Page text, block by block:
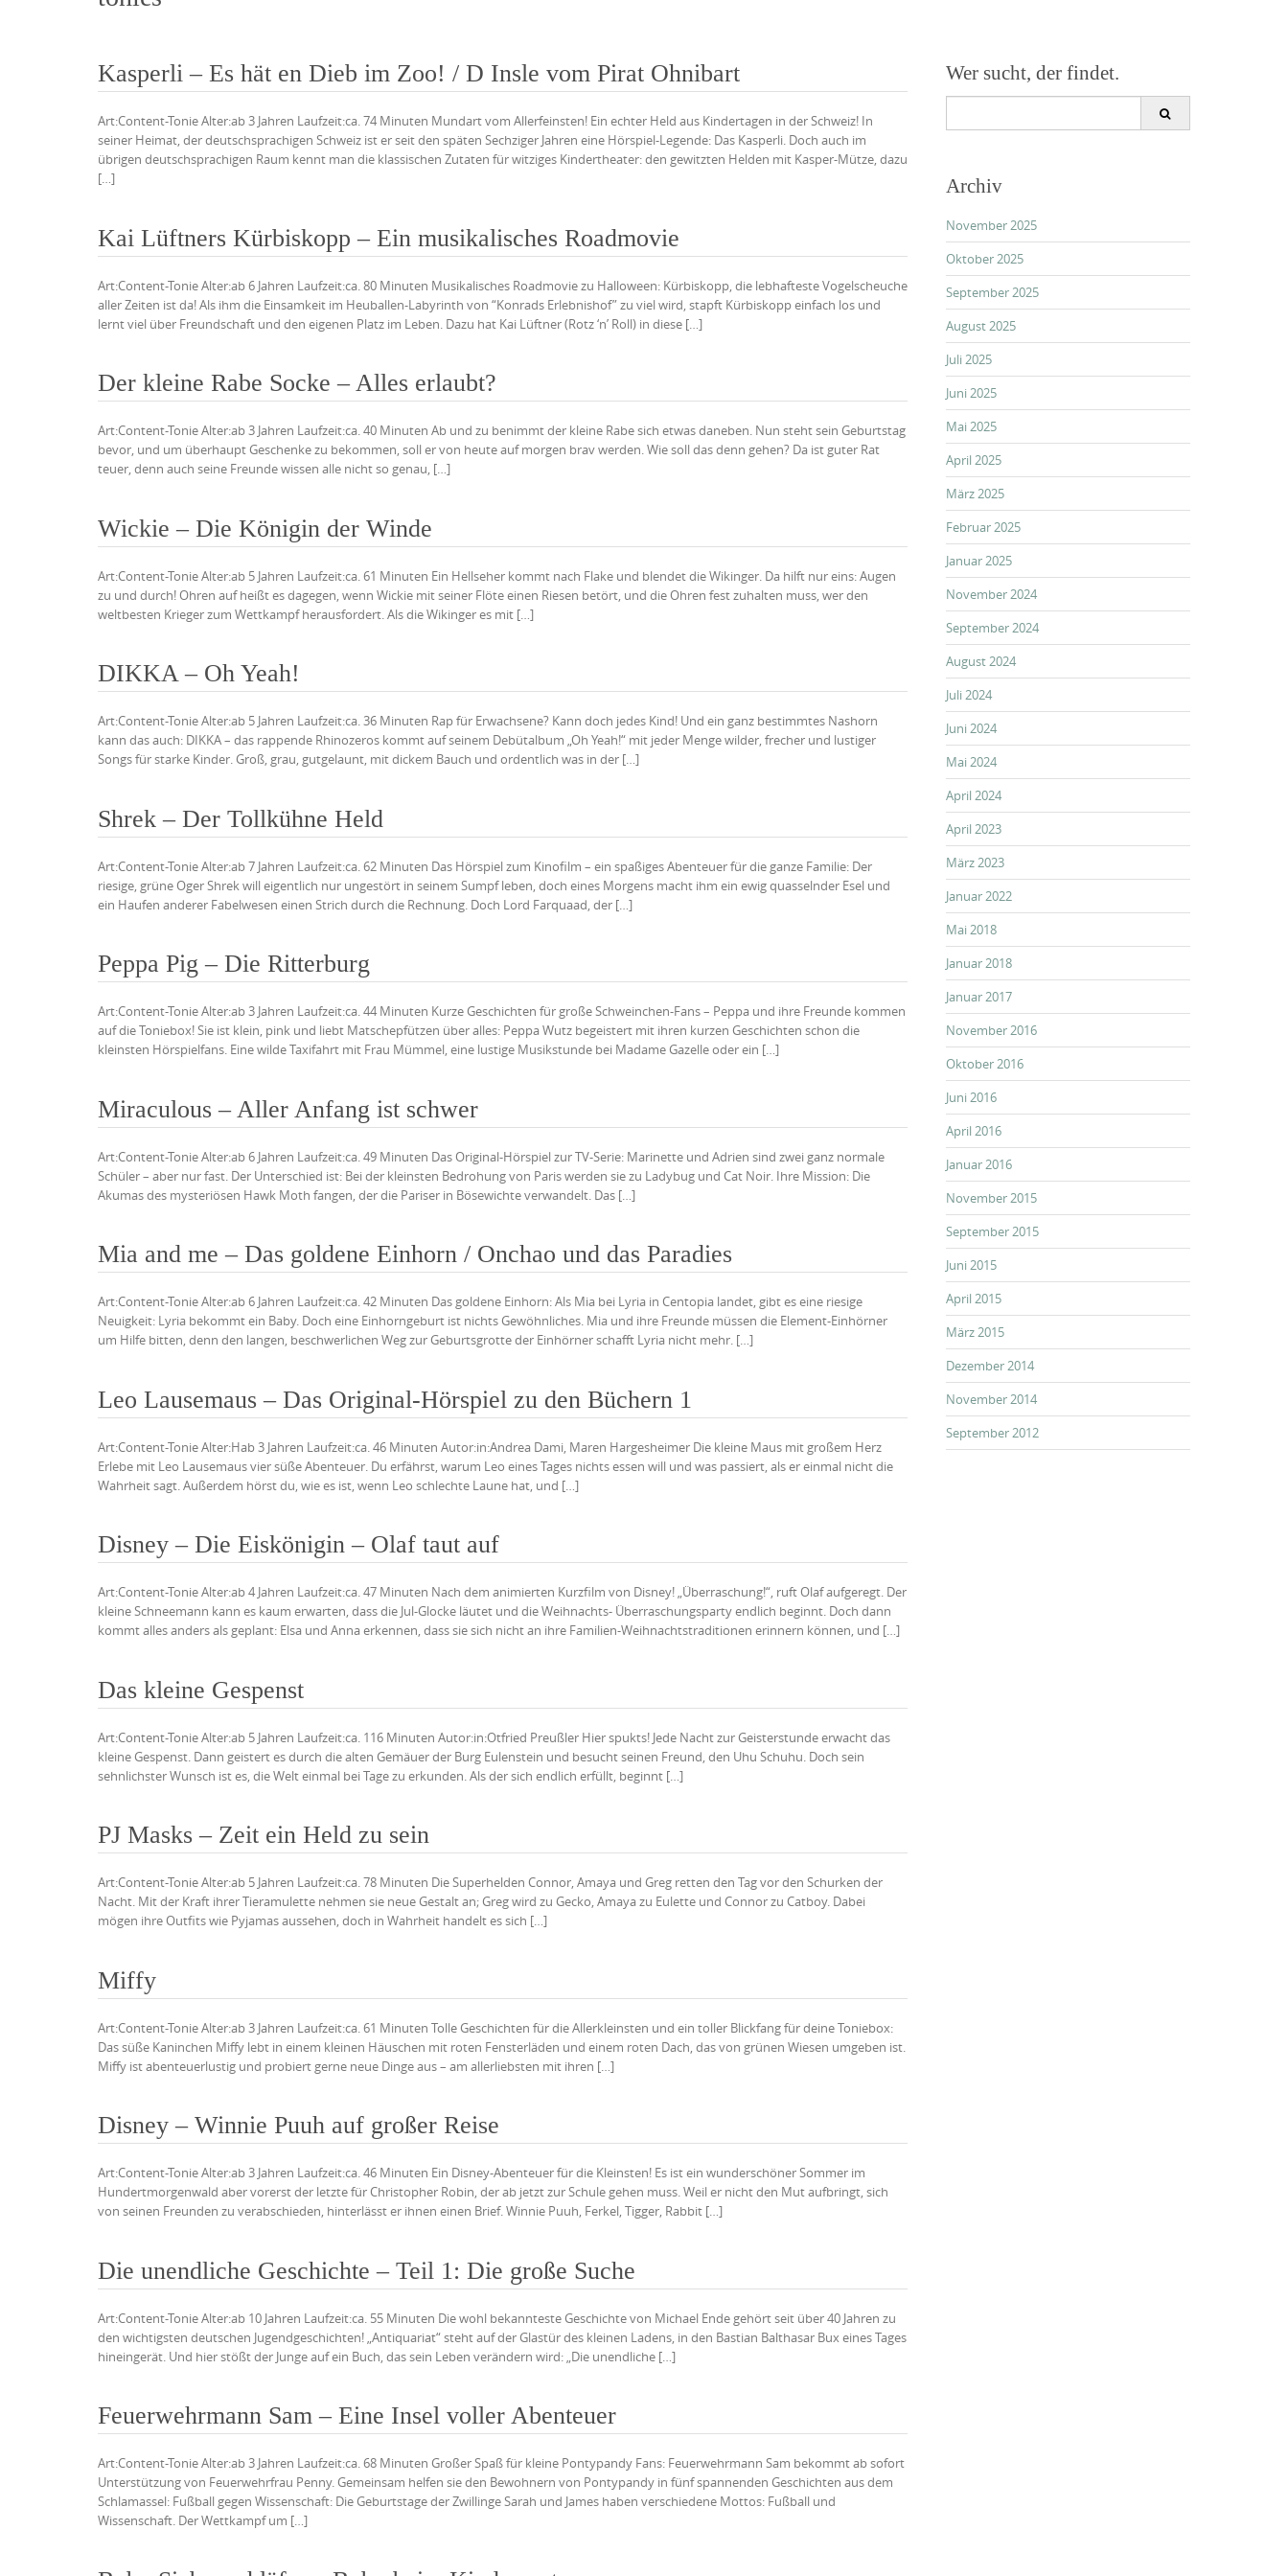
Kasperli – Es hät en Dieb im Zoo! / D Insle vom Pirat Ohnibart
Art:Content-Tonie Alter:ab 3 Jahren Laufzeit:ca. 74 Minuten Mundart vom Allerfeinsten! Ein echter Held aus Kindertagen in der Schweiz! In
seiner Heimat, der deutschsprachigen Schweiz ist er seit den späten Sechziger Jahren eine Hörspiel-Legende: Das Kasperli. Doch auch im
übrigen deutschsprachigen Raum kennt man die klassischen Zutaten für witziges Kindertheater: den gewitzten Helden mit Kasper-Mütze, dazu
[…]
Kai Lüftners Kürbiskopp – Ein musikalisches Roadmovie
Art:Content-Tonie Alter:ab 6 Jahren Laufzeit:ca. 80 Minuten Musikalisches Roadmovie zu Halloween: Kürbiskopp, die lebhafteste Vogelscheuche
aller Zeiten ist da! Als ihm die Einsamkeit im Heuballen-Labyrinth von “Konrads Erlebnishof” zu viel wird, stapft Kürbiskopp einfach los und
lernt viel über Freundschaft und den eigenen Platz im Leben. Dazu hat Kai Lüftner (Rotz ‘n’ Roll) in diese […]
Der kleine Rabe Socke – Alles erlaubt?
Art:Content-Tonie Alter:ab 3 Jahren Laufzeit:ca. 40 Minuten Ab und zu benimmt der kleine Rabe sich etwas daneben. Nun steht sein Geburtstag
bevor, und um überhaupt Geschenke zu bekommen, soll er von heute auf morgen brav werden. Wie soll das denn gehen? Da ist guter Rat
teuer, denn auch seine Freunde wissen alle nicht so genau, […]
Wickie – Die Königin der Winde
Art:Content-Tonie Alter:ab 5 Jahren Laufzeit:ca. 61 Minuten Ein Hellseher kommt nach Flake und blendet die Wikinger. Da hilft nur eins: Augen
zu und durch! Ohren auf heißt es dagegen, wenn Wickie mit seiner Flöte einen Riesen betört, und die Ohren fest zuhalten muss, wer den
weltbesten Krieger zum Wettkampf herausfordert. Als die Wikinger es mit […]
DIKKA – Oh Yeah!
Art:Content-Tonie Alter:ab 5 Jahren Laufzeit:ca. 36 Minuten Rap für Erwachsene? Kann doch jedes Kind! Und ein ganz bestimmtes Nashorn
kann das auch: DIKKA – das rappende Rhinozeros kommt auf seinem Debütalbum „Oh Yeah!“ mit jeder Menge wilder, frecher und lustiger
Songs für starke Kinder. Groß, grau, gutgelaunt, mit dickem Bauch und ordentlich was in der […]
Shrek – Der Tollkühne Held
Art:Content-Tonie Alter:ab 7 Jahren Laufzeit:ca. 62 Minuten Das Hörspiel zum Kinofilm – ein spaßiges Abenteuer für die ganze Familie: Der
riesige, grüne Oger Shrek will eigentlich nur ungestört in seinem Sumpf leben, doch eines Morgens macht ihm ein ewig quasselnder Esel und
ein Haufen anderer Fabelwesen einen Strich durch die Rechnung. Doch Lord Farquaad, der […]
Peppa Pig – Die Ritterburg
Art:Content-Tonie Alter:ab 3 Jahren Laufzeit:ca. 44 Minuten Kurze Geschichten für große Schweinchen-Fans – Peppa und ihre Freunde kommen
auf die Toniebox! Sie ist klein, pink und liebt Matschepfützen über alles: Peppa Wutz begeistert mit ihren kurzen Geschichten schon die
kleinsten Hörspielfans. Eine wilde Taxifahrt mit Frau Mümmel, eine lustige Musikstunde bei Madame Gazelle oder ein […]
Miraculous – Aller Anfang ist schwer
Art:Content-Tonie Alter:ab 6 Jahren Laufzeit:ca. 49 Minuten Das Original-Hörspiel zur TV-Serie: Marinette und Adrien sind zwei ganz normale
Schüler – aber nur fast. Der Unterschied ist: Bei der kleinsten Bedrohung von Paris werden sie zu Ladybug und Cat Noir. Ihre Mission: Die
Akumas des mysteriösen Hawk Moth fangen, der die Pariser in Bösewichte verwandelt. Das […]
Mia and me – Das goldene Einhorn / Onchao und das Paradies
Art:Content-Tonie Alter:ab 6 Jahren Laufzeit:ca. 42 Minuten Das goldene Einhorn: Als Mia bei Lyria in Centopia landet, gibt es eine riesige
Neuigkeit: Lyria bekommt ein Baby. Doch eine Einhorngeburt ist nichts Gewöhnliches. Mia und ihre Freunde müssen die Element-Einhörner
um Hilfe bitten, denn den langen, beschwerlichen Weg zur Geburtsgrotte der Einhörner schafft Lyria nicht mehr. […]
Leo Lausemaus – Das Original-Hörspiel zu den Büchern 1
Art:Content-Tonie Alter:Hab 3 Jahren Laufzeit:ca. 46 Minuten Autor:in:Andrea Dami, Maren Hargesheimer Die kleine Maus mit großem Herz
Erlebe mit Leo Lausemaus vier süße Abenteuer. Du erfährst, warum Leo eines Tages nichts essen will und was passiert, als er einmal nicht die
Wahrheit sagt. Außerdem hörst du, wie es ist, wenn Leo schlechte Laune hat, und […]
Disney – Die Eiskönigin – Olaf taut auf
Art:Content-Tonie Alter:ab 4 Jahren Laufzeit:ca. 47 Minuten Nach dem animierten Kurzfilm von Disney! „Überraschung!“, ruft Olaf aufgeregt. Der
kleine Schneemann kann es kaum erwarten, dass die Jul-Glocke läutet und die Weihnachts- Überraschungsparty endlich beginnt. Doch dann
kommt alles anders als geplant: Elsa und Anna erkennen, dass sie sich nicht an ihre Familien-Weihnachtstraditionen erinnern können, und […]
Das kleine Gespenst
Art:Content-Tonie Alter:ab 5 Jahren Laufzeit:ca. 116 Minuten Autor:in:Otfried Preußler Hier spukts! Jede Nacht zur Geisterstunde erwacht das
kleine Gespenst. Dann geistert es durch die alten Gemäuer der Burg Eulenstein und besucht seinen Freund, den Uhu Schuhu. Doch sein
sehnlichster Wunsch ist es, die Welt einmal bei Tage zu erkunden. Als der sich endlich erfüllt, beginnt […]
PJ Masks – Zeit ein Held zu sein
Art:Content-Tonie Alter:ab 5 Jahren Laufzeit:ca. 78 Minuten Die Superhelden Connor, Amaya und Greg retten den Tag vor den Schurken der
Nacht. Mit der Kraft ihrer Tieramulette nehmen sie neue Gestalt an; Greg wird zu Gecko, Amaya zu Eulette und Connor zu Catboy. Dabei
mögen ihre Outfits wie Pyjamas aussehen, doch in Wahrheit handelt es sich […]
Miffy
Art:Content-Tonie Alter:ab 3 Jahren Laufzeit:ca. 61 Minuten Tolle Geschichten für die Allerkleinsten und ein toller Blickfang für deine Toniebox:
Das süße Kaninchen Miffy lebt in einem kleinen Häuschen mit roten Fensterläden und einem roten Dach, das von grünen Wiesen umgeben ist.
Miffy ist abenteuerlustig und probiert gerne neue Dinge aus – am allerliebsten mit ihren […]
Disney – Winnie Puuh auf großer Reise
Art:Content-Tonie Alter:ab 3 Jahren Laufzeit:ca. 46 Minuten Ein Disney-Abenteuer für die Kleinsten! Es ist ein wunderschöner Sommer im
Hundertmorgenwald aber vorerst der letzte für Christopher Robin, der ab jetzt zur Schule gehen muss. Weil er nicht den Mut aufbringt, sich
von seinen Freunden zu verabschieden, hinterlässt er ihnen einen Brief. Winnie Puuh, Ferkel, Tigger, Rabbit […]
Die unendliche Geschichte – Teil 1: Die große Suche
Art:Content-Tonie Alter:ab 10 Jahren Laufzeit:ca. 55 Minuten Die wohl bekannteste Geschichte von Michael Ende gehört seit über 40 Jahren zu
den wichtigsten deutschen Jugendgeschichten! „Antiquariat“ steht auf der Glastür des kleinen Ladens, in den Bastian Balthasar Bux eines Tages
hineingerät. Und hier stößt der Junge auf ein Buch, das sein Leben verändern wird: „Die unendliche […]
Feuerwehrmann Sam – Eine Insel voller Abenteuer
Art:Content-Tonie Alter:ab 3 Jahren Laufzeit:ca. 68 Minuten Großer Spaß für kleine Pontypandy Fans: Feuerwehrmann Sam bekommt ab sofort
Unterstützung von Feuerwehrfrau Penny. Gemeinsam helfen sie den Bewohnern von Pontypandy in fünf spannenden Geschichten aus dem
Schlamassel: Fußball gegen Wissenschaft: Die Geburtstage der Zwillinge Sarah und James haben verschiedene Mottos: Fußball und
Wissenschaft. Der Wettkampf um […]
Wer sucht, der findet.
Archiv
November 2025
Oktober 2025
September 2025
August 2025
Juli 2025
Juni 2025
Mai 2025
April 2025
März 2025
Februar 2025
Januar 2025
November 2024
September 2024
August 2024
Juli 2024
Juni 2024
Mai 2024
April 2024
April 2023
März 2023
Januar 2022
Mai 2018
Januar 2018
Januar 2017
November 2016
Oktober 2016
Juni 2016
April 2016
Januar 2016
November 2015
September 2015
Juni 2015
April 2015
März 2015
Dezember 2014
November 2014
September 2012